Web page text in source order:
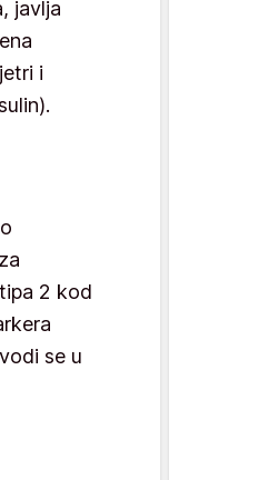
javlja
i
2 kod
se u